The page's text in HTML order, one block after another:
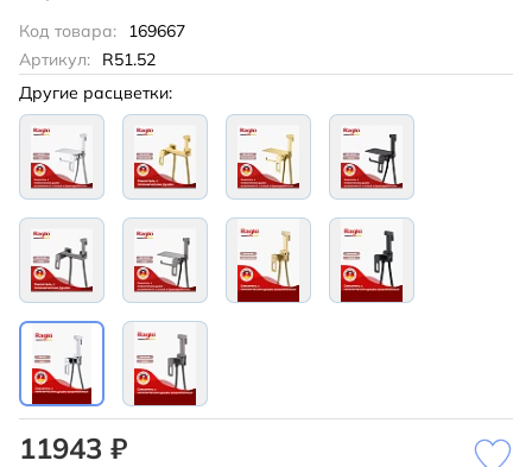
Код товара:
169667
Артикул:
R51.52
Другие расцветки:
11943 ₽